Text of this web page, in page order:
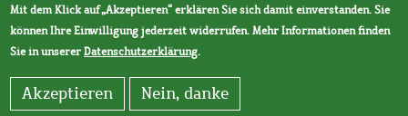
Mit dem Klick auf „Akzeptieren“ erklären Sie sich damit einverstanden. Sie
können Ihre Einwilligung jederzeit widerrufen. Mehr Informationen finden
Sie in unsererDatenschutzerklärung.
Akzeptieren Nein, danke